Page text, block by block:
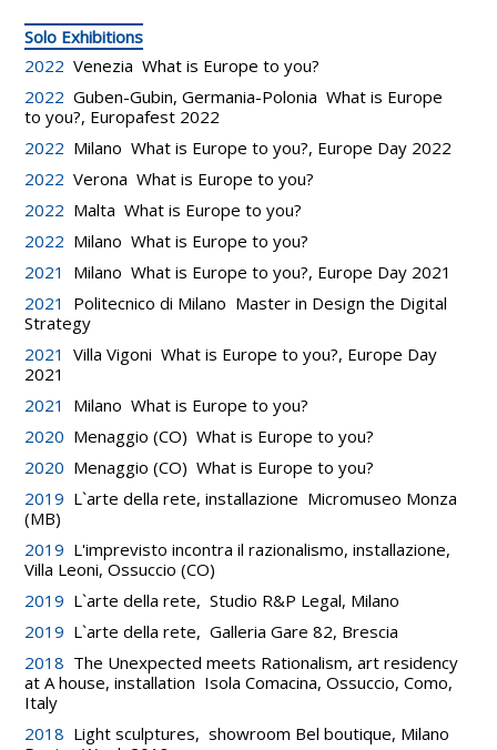
Solo Exhibitions
2022 Venezia What is Europe to you?
2022 Guben-Gubin, Germania-Polonia What is Europe
to you?, Europafest 2022
2022 Milano What is Europe to you?, Europe Day 2022
2022 Verona What is Europe to you?
2022 Malta What is Europe to you?
2022 Milano What is Europe to you?
2021
Milano What is Europe to you?, Europe Day 2021
2021
Politecnico di Milano Master in Design the Digital
Strategy
2021 Villa Vigoni What is Europe to you?, Europe Day
2021
2021
Milano What is Europe to you?
2020 Menaggio (CO) What is Europe to you?
2020 Menaggio (CO) What is Europe to you?
2019 L`arte della rete, installazione Micromuseo Monza
(MB)
2019 L'imprevisto incontra il razionalismo, installazione,
Villa Leoni, Ossuccio (CO)
2019 L`arte della rete, Studio R&P Legal, Milano
2019 L`arte della rete, Galleria Gare 82, Brescia
2018 The Unexpected meets Rationalism, art residency
at A house, installation Isola Comacina, Ossuccio, Como,
Italy
2018 Light sculptures, showroom Bel boutique, Milano